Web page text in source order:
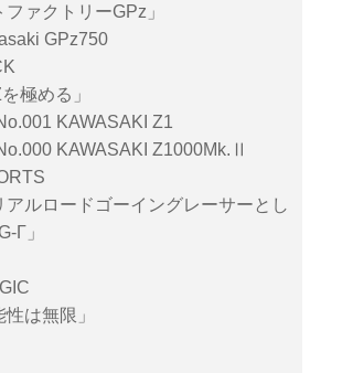
ファクトリーGPz」
GPz750
極める」
KAWASAKI Z1
KAWASAKI Z1000Mk.Ⅱ
アルロードゴーイングレーサーとし
Γ」
性は無限」